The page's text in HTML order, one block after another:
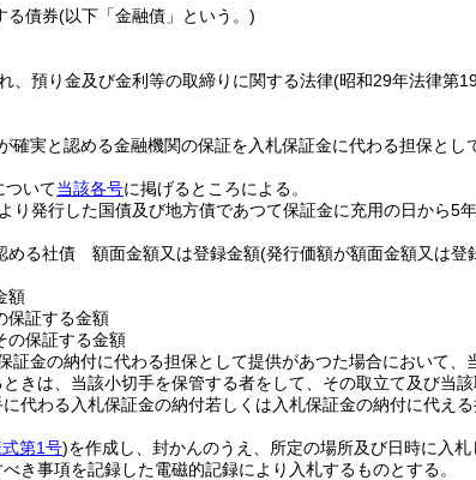
る債券(以下「金融債」という。)
、預り金及び金利等の取締りに関する法律(昭和29年法律第
実と認める金融機関の保証を入札保証金に代わる担保とし
ついて当該各号に掲げるところによる。
り発行した国債及び地方債であつて保証金に充用の日から5
める社債 額面金額又は登録金額(発行価額が額面金額又は登
額
保証する金額
保証する金額
金の納付に代わる担保として提供があつた場合において、
きは、当該小切手を保管する者をして、その取立て及び当
代わる入札保証金の納付若しくは入札保証金の納付に代える
第1号)を作成し、封かんのうえ、所定の場所及び日時に入札
き事項を記録した電磁的記録により入札するものとする。